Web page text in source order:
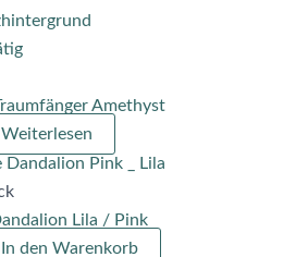
Amethyst
Weiterlesen
Lila / Pink
In den Warenkorb